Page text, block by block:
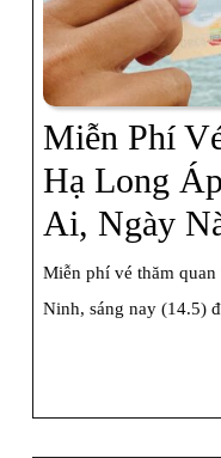
Miễn Phí
Hạ Long
Ai, Ngày
Miễn phí vé thăm
Ninh, sáng nay (14.5)